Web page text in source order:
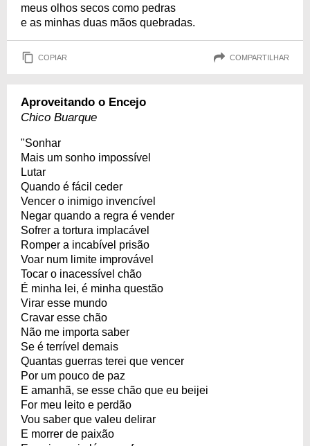
meus olhos secos como pedras
e as minhas duas mãos quebradas.
COPIAR COMPARTILHAR
Aproveitando o Encejo
Chico Buarque
"Sonhar
Mais um sonho impossível
Lutar
Quando é fácil ceder
Vencer o inimigo invencível
Negar quando a regra é vender
Sofrer a tortura implacável
Romper a incabível prisão
Voar num limite improvável
Tocar o inacessível chão
É minha lei, é minha questão
Virar esse mundo
Cravar esse chão
Não me importa saber
Se é terrível demais
Quantas guerras terei que vencer
Por um pouco de paz
E amanhã, se esse chão que eu beijei
For meu leito e perdão
Vou saber que valeu delirar
E morrer de paixão